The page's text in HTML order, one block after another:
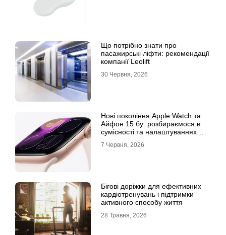
Що потрібно знати про
пасажирські ліфти: рекомендації
компанії Leolift
30 Червня, 2026
Нові покоління Apple Watch та
Айфон 15 бу: розбираємося в
сумісності та налаштуваннях
7 Червня, 2026
Бігові доріжки для ефективних
кардіотренувань і підтримки
активного способу життя
28 Травня, 2026